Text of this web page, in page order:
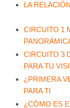
LA
CIRCUITO 1
CIRCUITO 3
PARA TU
¿PRIMERA
PARA TI
¿CÓMO ES